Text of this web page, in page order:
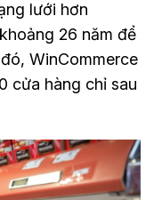
lưới hơn
26 năm để
WinCommerce
cửa hàng chỉ sau